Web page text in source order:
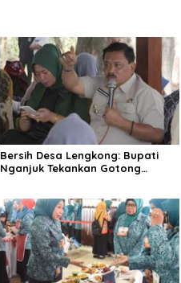
Bersih Desa Lengkong: Bupati
Nganjuk Tekankan Gotong